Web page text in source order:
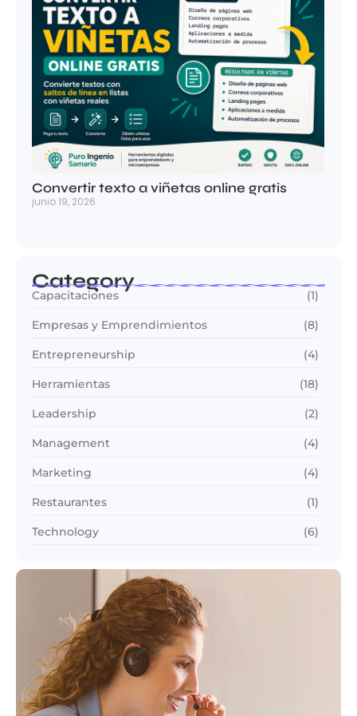
Convertir texto a viñetas online gratis
junio 19, 2026
Category
Capacitaciones (1)
Empresas y Emprendimientos (8)
Entrepreneurship (4)
Herramientas (18)
Leadership (2)
Management (4)
Marketing (4)
Restaurantes (1)
Technology (6)